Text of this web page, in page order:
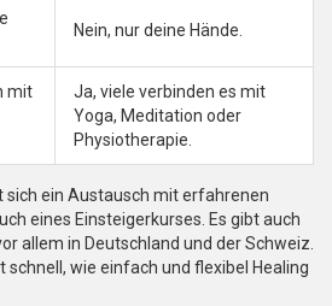
Nein, nur deine Hände.
mit
Ja, viele verbinden es mit
Yoga, Meditation oder
Physiotherapie.
sich ein Austausch mit erfahrenen
eines Einsteigerkurses. Es gibt auch
allem in Deutschland und der Schweiz.
schnell, wie einfach und flexibel Healing